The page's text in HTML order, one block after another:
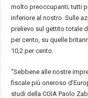
molto preoccupanti; tutti
inferiore al nostro. Sulle
prelievo sul gettito totale
per cento, su quelle
10,2 per cento.
“Sebbene alle nostre
fiscale più oneroso
studi della CGIA Paolo